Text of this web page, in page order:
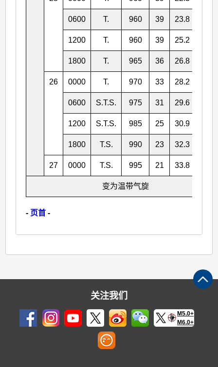
0600 T. 960 39 23.8
1200 T. 960 39 25.2
1800 T. 965 36 26.8
26 0000 T. 970 33 28.2
0600 S.T.S. 975 31 29.6
1200 S.T.S. 985 25 30.9
1800 T.S. 990 23 32.3
27 0000 T.S. 995 21 33.8
变为温带气旋
- 页首 -
关注我们
M5.0+
M6.0+